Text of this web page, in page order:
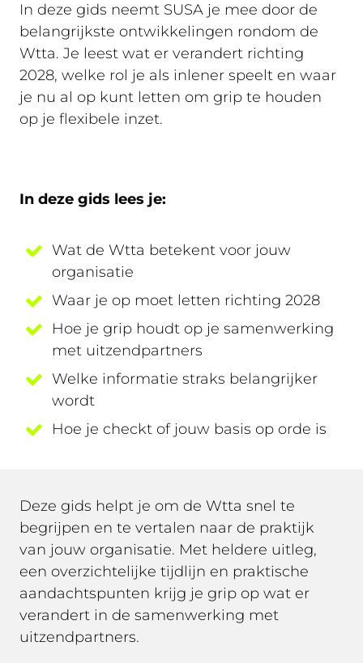
In deze gids neemt SUSA je mee door de
belangrijkste ontwikkelingen rondom de
Wtta. Je leest wat er verandert richting
2028, welke rol je als inlener speelt en waar
je nu al op kunt letten om grip te houden
op je flexibele inzet.
In deze gids lees je:
Wat de Wtta betekent voor jouw
organisatie
Waar je op moet letten richting 2028
Hoe je grip houdt op je samenwerking
met uitzendpartners
Welke informatie straks belangrijker
wordt
Hoe je checkt of jouw basis op orde is
Deze gids helpt je om de Wtta snel te
begrijpen en te vertalen naar de praktijk
van jouw organisatie. Met heldere uitleg,
een overzichtelijke tijdlijn en praktische
aandachtspunten krijg je grip op wat er
verandert in de samenwerking met
uitzendpartners.